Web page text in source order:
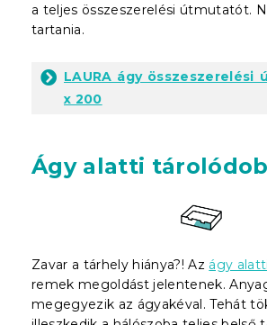
a teljes összeszerelési útmutatót.
tartania.
LAURA ágy összeszerelési
x 200
Ágy alatti
Zavar a tárhely hiánya?! Az ágy
remek megoldást jelentenek.
megegyezik az ágyakéval. Tehát